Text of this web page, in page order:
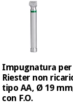
Impugnatura
Riester non
tipo AA, Ø 19
con F.O.